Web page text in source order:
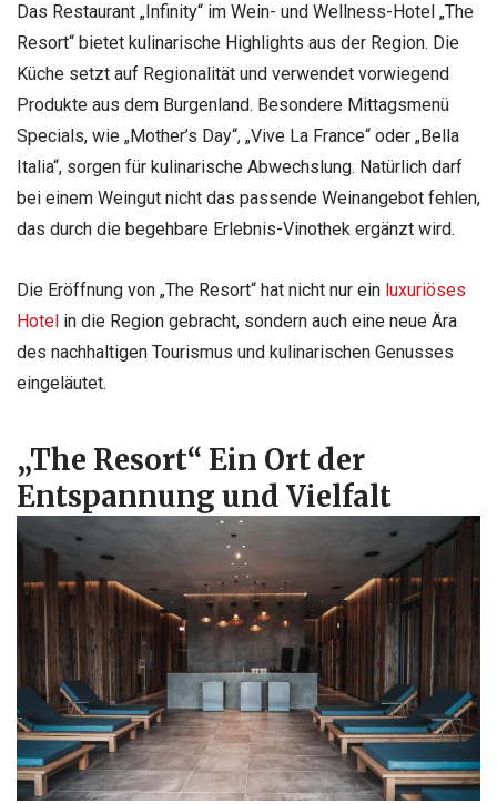
Das Restaurant „Infinity“ im Wein- und Wellness-Hotel „The
Resort“ bietet kulinarische Highlights aus der Region. Die
Küche setzt auf Regionalität und verwendet vorwiegend
Produkte aus dem Burgenland. Besondere Mittagsmenü
Specials, wie „Mother’s Day“, „Vive La France“ oder „Bella
Italia“, sorgen für kulinarische Abwechslung. Natürlich darf
bei einem Weingut nicht das passende Weinangebot fehlen,
das durch die begehbare Erlebnis-Vinothek ergänzt wird.
Die Eröffnung von „The Resort“ hat nicht nur ein luxuriöses
Hotel in die Region gebracht, sondern auch eine neue Ära
des nachhaltigen Tourismus und kulinarischen Genusses
eingeläutet.
„The Resort“ Ein Ort der
Entspannung und Vielfalt